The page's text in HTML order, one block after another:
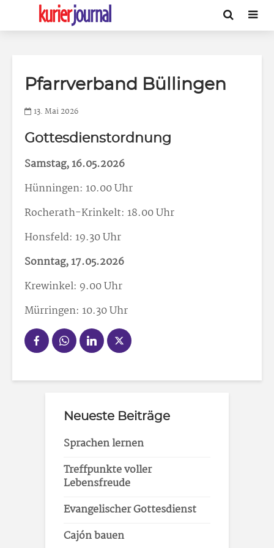
Pfarrverband Büllingen
13. Mai 2026
Gottesdienstordnung
Samstag, 16.05.2026
Hünningen: 10.00 Uhr
Rocherath-Krinkelt: 18.00 Uhr
Honsfeld: 19.30 Uhr
Sonntag, 17.05.2026
Krewinkel: 9.00 Uhr
Mürringen: 10.30 Uhr
Neueste Beiträge
Sprachen lernen
Treffpunkte voller
Lebensfreude
Evangelischer Gottesdienst
Cajón bauen